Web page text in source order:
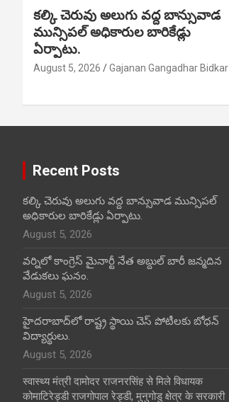
కల్కి చెరువు అలుగు వద్ద బాన్సువాడ
మున్సిపల్ అధికారుల బారికేడ్లు
ఏర్పాటు.
August 5, 2026 Gajanan Gangadhar Bidkar
Recent Posts
కల్కి చెరువు అలుగు వద్ద బాన్సువాడ మున్సిపల్
అధికారుల బారికేడ్లు ఏర్పాటు.
August 5, 2026
వర్నిలో కాంగ్రెస్ మైనార్టీ నేత అబ్దుల్ బారీ జన్మదిన
వేడుకలు ఘనం.
August 5, 2026
హైదరాబాద్‌లో రాష్ట్ర స్థాయి చెస్ పోటీలకు బోధన్
విద్యార్థులు.
August 5, 2026
स्वास्थ्य मंत्री दामोदर राजनरसिंह से मिले विधायक
कोमाटिरेड्डी राजगोपाल रेड्डी, मुनुगोडु क्षेत्र के सरकारी